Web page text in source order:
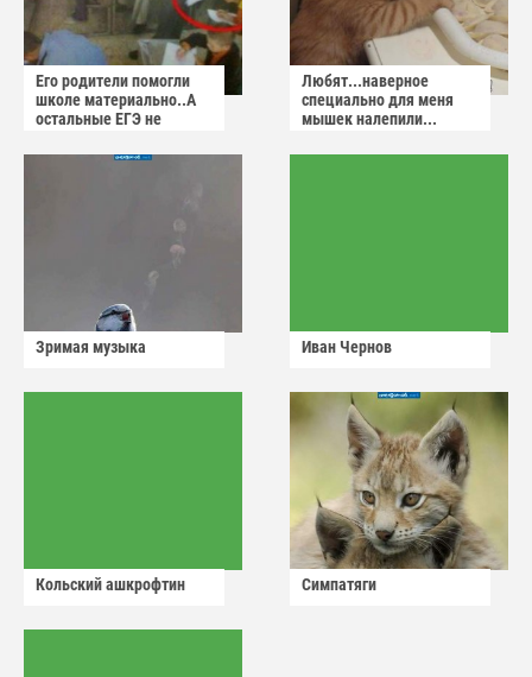
Его родители помогли
школе материально..А
остальные ЕГЭ не
Любят...наверное
специально для меня
мышек налепили...
Зримая музыка Иван Чернов
Кольский ашкрофтин Симпатяги